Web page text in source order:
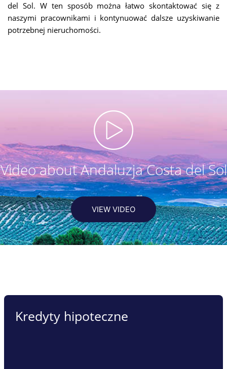
del Sol. W ten sposób można łatwo skontaktować się z
naszymi pracownikami i kontynuować dalsze uzyskiwanie
potrzebnej nieruchomości.
Video about Andaluzja Costa del Sol
VIEW VIDEO
Kredyty hipoteczne